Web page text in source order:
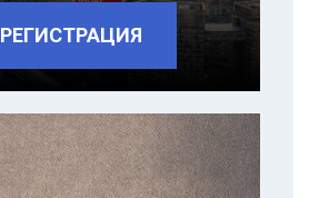
РЕГИСТРАЦИЯ